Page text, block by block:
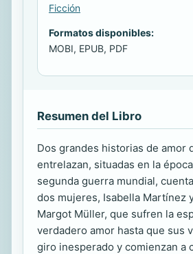
Ficción
Formatos disponibles:
MOBI, EPUB, PDF
Resumen del Libro
Dos grandes historias de amor
entrelazan, situadas en la
segunda guerra mundial,
dos mujeres, Isabella Martínez
Margot Müller, que sufren la
verdadero amor hasta que sus
giro inesperado y comienzan a